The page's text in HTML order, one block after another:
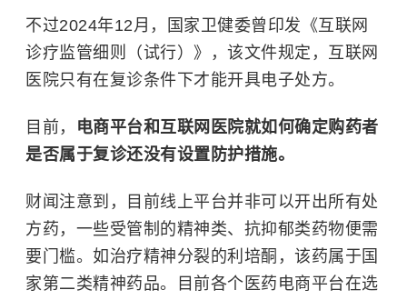
不过2024年12月，国家卫健委曾印发《互联网
诊疗监管细则（试行）》，该文件规定，互联网
医院只有在复诊条件下才能开具电子处方。
目前，
电商平台和互联网医院就如何确定购药者
是否属于复诊还没有设置防护措施。
财闻注意到，目前线上平台并非可以开出所有处
方药，一些受管制的精神类、抗抑郁类药物便需
要门槛。如治疗精神分裂的利培酮，该药属于国
家第二类精神药品。目前各个医药电商平台在选